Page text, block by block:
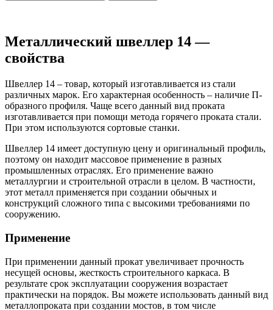
Металлический швеллер 14 —
свойства
Швеллер 14 – товар, который изготавливается из стали
различных марок. Его характерная особенность – наличие П-
образного профиля. Чаще всего данный вид проката
изготавливается при помощи метода горячего проката стали.
При этом используются сортовые станки.
Швеллер 14 имеет доступную цену и оригинальный профиль,
поэтому он находит массовое применение в разных
промышленных отраслях. Его применение важно
металлургии и строительной отрасли в целом. В частности,
этот металл применяется при создании обычных и
конструкций сложного типа с высокими требованиями по
сооружению.
Применение
При применении данный прокат увеличивает прочность
несущей основы, жесткость строительного каркаса. В
результате срок эксплуатации сооружения возрастает
практически на порядок. Вы можете использовать данный вид
металлопроката при создании мостов, в том числе